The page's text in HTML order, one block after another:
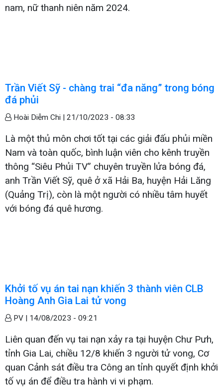
nam, nữ thanh niên năm 2024.
Trần Viết Sỹ - chàng trai “đa năng” trong bóng
đá phủi
Hoài Diễm Chi | 21/10/2023 - 08:33
Là một thủ môn chơi tốt tại các giải đấu phủi miền
Nam và toàn quốc, bình luận viên cho kênh truyền
thông “Siêu Phủi TV” chuyên truyền lửa bóng đá,
anh Trần Viết Sỹ, quê ở xã Hải Ba, huyện Hải Lăng
(Quảng Trị), còn là một người có nhiều tâm huyết
với bóng đá quê hương.
Khởi tố vụ án tai nạn khiến 3 thành viên CLB
Hoàng Anh Gia Lai tử vong
PV | 14/08/2023 - 09:21
Liên quan đến vụ tai nạn xảy ra tại huyện Chư Pưh,
tỉnh Gia Lai, chiều 12/8 khiến 3 người tử vong, Cơ
quan Cảnh sát điều tra Công an tỉnh quyết định khởi
tố vụ án để điều tra hành vi vi phạm.